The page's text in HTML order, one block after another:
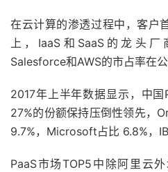
在云计算的渗透过程中，客户
上，IaaS和SaaS的龙头
Salesforce和AWS的市占率在公
2017年上半年数据显示，中
27%的份额保持压倒性领先，
9.7%，Microsoft占比 6.8%，
PaaS市场TOP5中除阿里云